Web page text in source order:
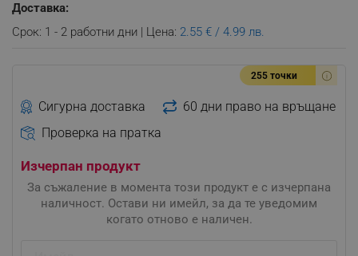
Доставка:
Срок: 1 - 2 работни дни | Цена: 2.55 € / 4.99 лв.
255 точки
Сигурна доставка
60 дни право на връщане
Проверка на пратка
Изчерпан продукт
За съжаление в момента този продукт е с изчерпана
наличност. Остави ни имейл, за да те уведомим
когато отново е наличен.